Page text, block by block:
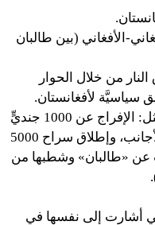
الأفغاني (بين طالبان
من خلال الحوار
سياسيَّة لأفغانستان.
كما تضمنت الاتفاقية قضايا أخرى، مثل: الإفراج عن 1000 جنديٍّ
معتقل عند «طالبان» من الأفغان والأجانب، وإطلاق سراح 5000
عن «طالبان» وشطبها من
أشارت إلى نفسها في